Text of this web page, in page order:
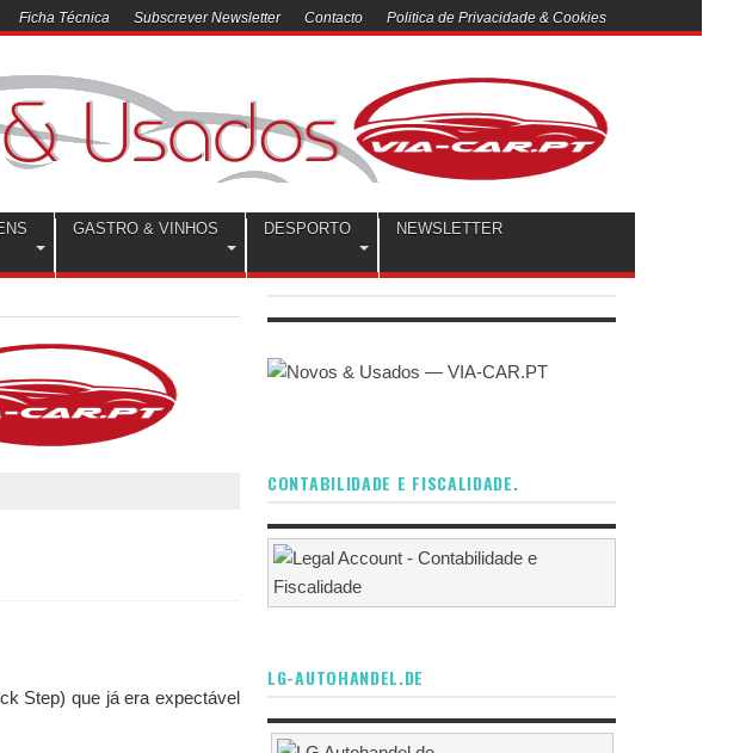
Ficha Técnica Subscrever Newsletter Contacto Politica de Privacidade & Cookies
GASTRO & VINHOS DESPORTO NEWSLETTER
Step) que já era expectável
CONTABILIDADE E FISCALIDADE.
LG-AUTOHANDEL.DE